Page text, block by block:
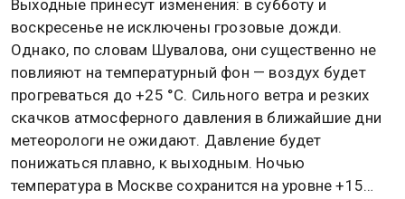
Выходные принесут изменения: в субботу и
воскресенье не исключены грозовые дожди.
Однако, по словам Шувалова, они существенно не
повлияют на температурный фон — воздух будет
прогреваться до +25 °С. Сильного ветра и резких
скачков атмосферного давления в ближайшие дни
метеорологи не ожидают. Давление будет
понижаться плавно, к выходным. Ночью
температура в Москве сохранится на уровне +15…